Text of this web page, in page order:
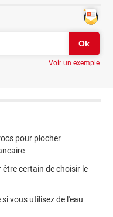
Voir un exemple
pour piocher
certain de choisir le
vous utilisez de l'eau